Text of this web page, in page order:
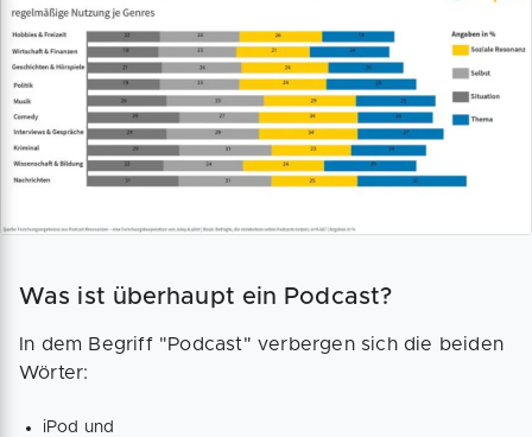
Was ist überhaupt ein Podcast?
In dem Begriff "Podcast" verbergen sich die beiden
Wörter:
iPod und